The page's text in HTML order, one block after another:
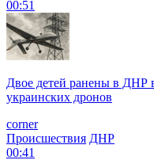
00:51
Двое детей ранены в ДНР
украинских дронов
corner
Происшествия ДНР
00:41